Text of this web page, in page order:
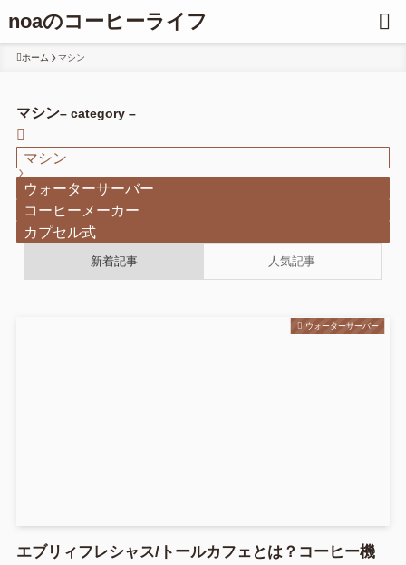
noaのコーヒーライフ
ホーム マシン
マシン– category –
マシン
ウォーターサーバー
コーヒーメーカー
カプセル式
新着記事 人気記事
ウォーターサーバー
エブリィフレシャス/トールカフェとは？コーヒー機